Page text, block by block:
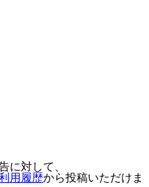
に対して、
用履歴から投稿いただけま